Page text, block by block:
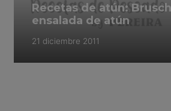
Recetas de atún:
ensalada de atún
21 diciembre 2011